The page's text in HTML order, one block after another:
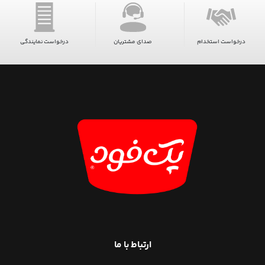
درخواست استخدام صدای مشتریان درخواست نمایندگی
ارتباط با ما